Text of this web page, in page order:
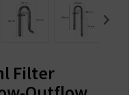
Filter